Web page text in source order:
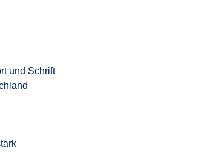
und Schrift